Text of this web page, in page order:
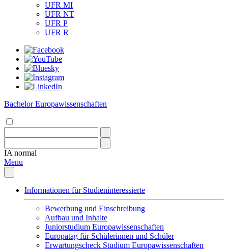
UFR MI
UFR NT
UFR P
UFR R
Bachelor Europawissenschaften
IA normal
Menu
Informationen für Studieninteressierte
Bewerbung und Einschreibung
Aufbau und Inhalte
Juniorstudium Europawissenschaften
Europatag für Schülerinnen und Schüler
Erwartungscheck Studium Europawissenschaften